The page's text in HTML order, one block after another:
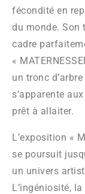
fécondité en
du monde. Son
cadre
«
un tronc
s’apparente
prêt à allaiter.
L’exposition «
se poursuit
un univers
L’ingéniosité,